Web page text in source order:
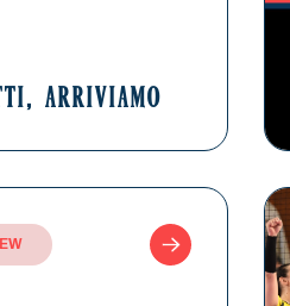
ARRIVIAMO